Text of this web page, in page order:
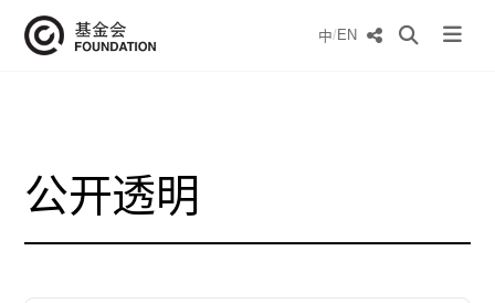
中/EN
公开透明